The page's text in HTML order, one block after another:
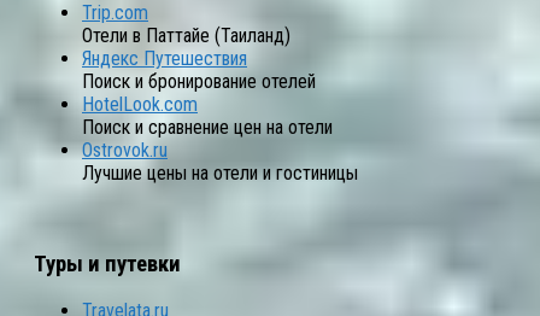
Trip.com
Отели в Паттайе (Таиланд)
Яндекс Путешествия
Поиск и бронирование отелей
HotelLook.com
Поиск и сравнение цен на отели
Ostrovok.ru
Лучшие цены на отели и гостиницы
Туры и путевки
Travelata.ru